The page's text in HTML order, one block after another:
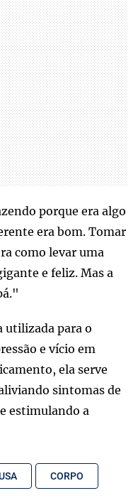
porque era algo
era bom. Tomar
como levar uma
e feliz. Mas a
utilizada para o
e vício em
ela serve
sintomas de
estimulando a
CORPO